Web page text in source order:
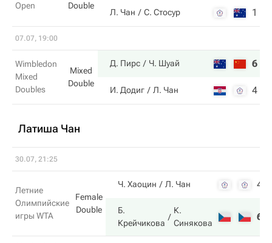
Open
Double
Л. Чан С. Стосур 1
07.07, 19:00
Wimbledon
Mixed
Doubles
Mixed
Double
Д. Пирс Ч. Шуай 6
И. Додиг Л. Чан 4
Латиша Чан
30.07, 21:25
Летние
Олимпийские
игры WTA
Female
Double
Ч. Хаоцин Л. Чан 4
Б.
Крейчикова
К.
Синякова
6